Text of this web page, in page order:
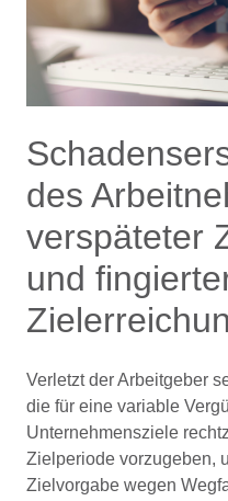
des
verspäteter
und
Verletzt der Arbeitgeber
die für eine variable
Unternehmensziele
Zielperiode vorzugeben,
Zielvorgabe wegen